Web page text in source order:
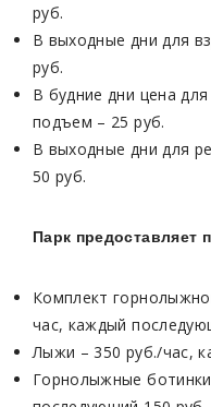
руб.
В выходные дни для
руб.
В будние дни цена
подъем – 25 руб.
В выходные дни для
50 руб.
Парк предоставляет
Комплект
час, каждый
Лыжи – 350 руб./час,
Горнолыжные